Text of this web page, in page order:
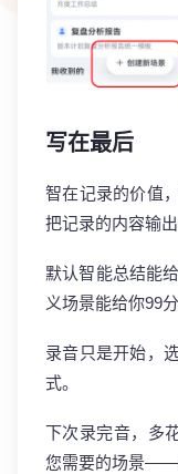
写在最后
智在记录的价值
把记录的内容输
默认智能总结能
义场景能给你99分
录音只是开始，
式。
下次录完音，多
您需要的场景——